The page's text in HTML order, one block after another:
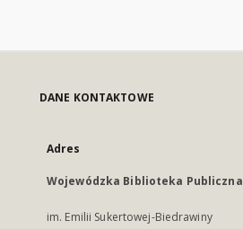
DANE KONTAKTOWE
Adres
Wojewódzka Biblioteka Publiczna
im. Emilii Sukertowej-Biedrawiny